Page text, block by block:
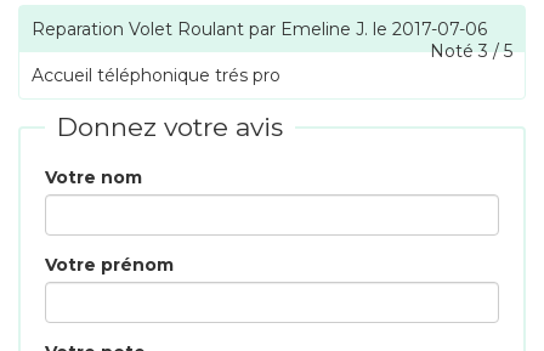
Reparation Volet Roulant par Emeline J. le 2017-07-06
Noté3/5
Accueil téléphonique trés pro
Donnez votre avis
Votre nom
Votre prénom